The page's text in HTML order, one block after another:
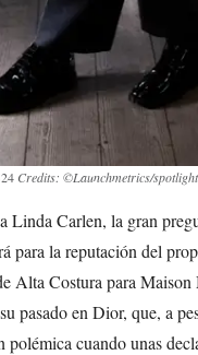
Credits: ©Launchmetrics/spotlight
Linda Carlen, la gran
para la reputación del
Alta Costura para
pasado en Dior, que, a
cuando unas